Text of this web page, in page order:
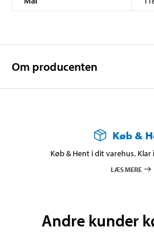
Om producenten
Køb &
Køb & Hent i dit varehus.
LÆS MERE
Andre kunder